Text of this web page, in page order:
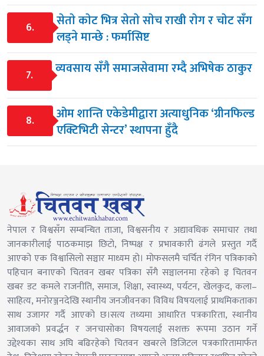
6.
सेताे काेट भित्र सेताे साेच राखी राेग र चाेट सँग
लड्ने मान्छे : फर्मासिष्ट
7. व्यवसाय सँगै समाजसेवामा रम्दै अभिषेक ठाकुर
8.
ओम शान्ति एकेडेमीद्वारा अत्याधुनिक ‘ग्रीनफिल्ड
एक्टिभिटी सेन्टर’ स्थापना हुँदै
नेपाल र विश्वसँग सम्बन्धित ताजा, विश्वसनीय र अद्यावधिक समाचार तथा
जानकारीलाई पाठकमाझ छिटो, निष्पक्ष र प्रभावकारी ढंगले प्रस्तुत गर्दै
आएको एक विश्वासिलो सञ्चार माध्यम हो। मोफसलमै चर्चित रंगिन पत्रिकाको
पहिचान बनाएको चितवन खबर पत्रिका सँगै सञ्चालनमा रहेको इ चितवन
खबर डट कमले राजनीति, समाज, शिक्षा, स्वास्थ्य, पर्यटन, खेलकुद, कला–
साहित्य, मनोरञ्जनदेखि स्थानीय जनजीवनका विविध विषयलाई प्राथमिकताका
साथ उजागर गर्दै आएको छ।सत्य तथ्यमा आधारित पत्रकारिता, स्थानीय
आवाजको प्रवर्द्धन र जनचासोका विषयलाई सशक्त रूपमा उठान गर्ने
उद्देश्यका साथ अघि बढिरहेको चितवन खबरले डिजिटल पत्रकारितामार्फत